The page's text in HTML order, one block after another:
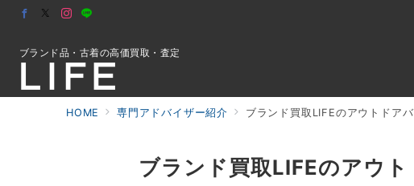
ブランド品・古着の高価買取・査定
HOME 専門アドバイザー紹介 ブランド買取LIFEのアウトドア
ブランド買取LIFEのアウ